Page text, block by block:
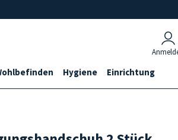
Hygiene Einrichtung